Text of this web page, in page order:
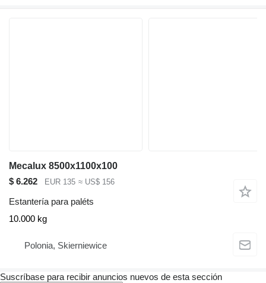
Mecalux 8500x1100x100
$ 6.262
EUR 135 ≈ US$ 156
Estantería para paléts
10.000 kg
Polonia, Skierniewice
Suscríbase para recibir anuncios nuevos de esta sección